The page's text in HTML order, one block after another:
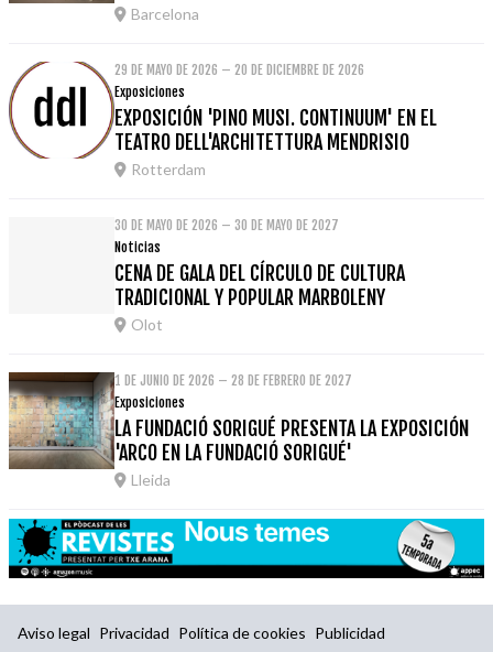
Barcelona
29 DE MAYO DE 2026 – 20 DE DICIEMBRE DE 2026
Exposiciones
EXPOSICIÓN 'PINO MUSI. CONTINUUM' EN EL
TEATRO DELL'ARCHITETTURA MENDRISIO
Rotterdam
30 DE MAYO DE 2026 – 30 DE MAYO DE 2027
Noticias
CENA DE GALA DEL CÍRCULO DE CULTURA
TRADICIONAL Y POPULAR MARBOLENY
Olot
1 DE JUNIO DE 2026 – 28 DE FEBRERO DE 2027
Exposiciones
LA FUNDACIÓ SORIGUÉ PRESENTA LA EXPOSICIÓN
'ARCO EN LA FUNDACIÓ SORIGUÉ'
Lleida
Aviso legal Privacidad Política de cookies Publicidad